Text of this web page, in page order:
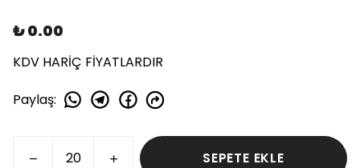
₺ 0.00
KDV HARİÇ FİYATLARDIR
Paylaş:
SEPETE EKLE